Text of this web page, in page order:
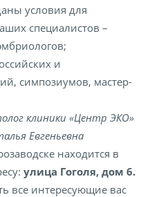
условия для
специалистов –
и
симпозиумов, мастер-
клиники «Центр ЭКО»
Евгеньевна
находится в
улица Гоголя, дом 6.
все интересующие вас